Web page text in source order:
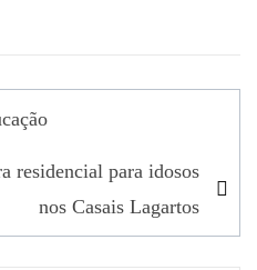
residencial para idosos
nos Casais Lagartos